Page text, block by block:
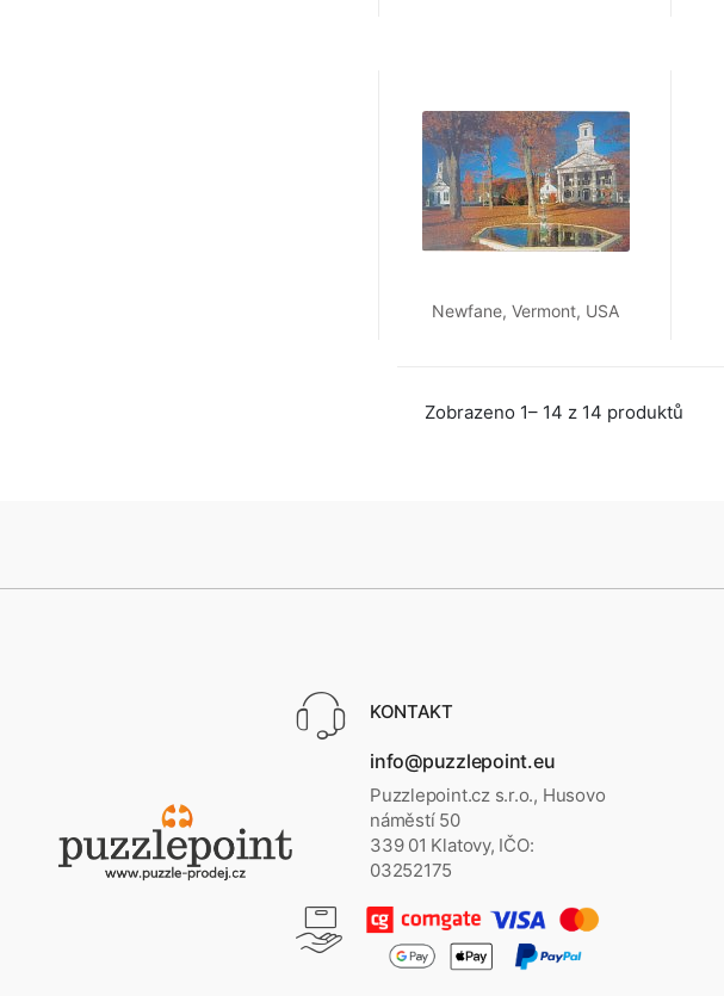
Newfane, Vermont, USA
Zobrazeno 1– 14 z 14 produktů
KONTAKT
info@puzzlepoint.eu
Puzzlepoint.cz s.r.o., Husovo
náměstí 50
339 01 Klatovy, IČO:
03252175